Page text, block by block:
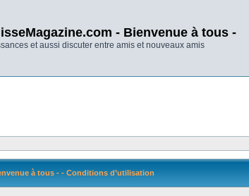
- Bienvenue à tous -
et aussi discuter entre amis et nouveaux amis
à tous - - Conditions d’utilisation